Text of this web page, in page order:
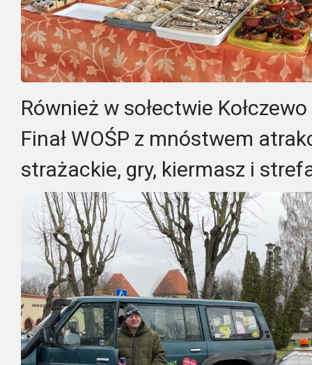
Również w sołectwie
Finał WOŚP z mnóstwem
strażackie, gry, kiermasz i